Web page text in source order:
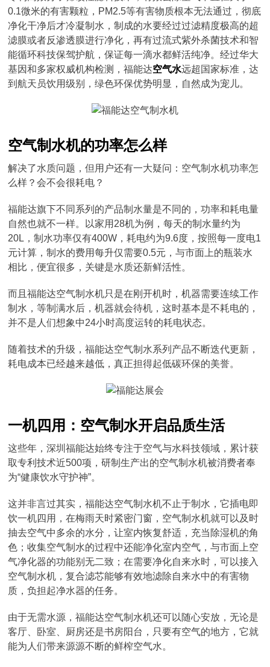
0.1微米的有害颗粒，PM2.5等有害物质根本无法通过，彻底
净化干净后才冷凝制水，制成的水要经过过滤精度极高的超
滤膜或者反渗透膜进行净化，再有过流式紫外杀菌技术和智
能循环科技保驾护航，保证每一滴水都鲜活纯净。经过华大
基因和多家权威机构检测，福能达空气水远超国家标准，达
到航天员饮用级别，绿色环保优势明显，自然成为宠儿。
空气制水机的功率怎么样
解决了水质问题，但用户还有一大疑问：空气制水机功率怎
么样？会不会很耗电？
福能达旗下不同系列的产品制水量是不同的，功率和耗电量
自然也就不一样。以家用28机为例，每天的制水量约为
20L，制水功率仅有400W，耗电约为9.6度，按照每一度电1
元计算，制水的费用每升仅需要0.5元，与市面上的瓶装水
相比，便宜很多，关键是水质还新鲜活性。
而且福能达空气制水机只是在刚开机时，机器需要连续工作
制水，等制满水后，机器就会待机，这时基本是不耗电的，
并不是人们想象中24小时高度运转的耗电状态。
随着技术的升级，福能达空气制水系列产品不断迭代更新，
耗电成本已经越来越低，真正担得起低碳环保的美誉。
一机四用：空气制水开启品质生活
这些年，深圳福能达始终专注于空气与水科技领域，累计获
取专利技术近500项，研制生产出的空气制水机被消费者奉
为“健康饮水守护神”。
这并非言过其实，福能达空气制水机不止于制水，它插电即
饮一机四用，在梅雨天时紧密门窗，空气制水机就可以及时
抽去空气中多余的水分，让室内恢复舒适，充当除湿机的角
色；收集空气制水的过程中还能净化室内空气，与市面上空
气净化器的功能别无二致；在需要净化自来水时，可以接入
空气制水机，复合滤芯能够有效地滤除自来水中的有害物
质，负担起净水器的任务。
由于无需水源，福能达空气制水机还可以随心安放，无论是
客厅、卧室、厨房还是书房阳台，只要有空气的地方，它就
能为人们带来源源不断的鲜榨空气水。